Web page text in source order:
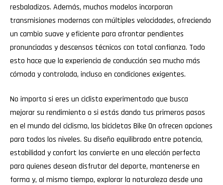
resbaladizos. Además, muchos modelos incorporan
transmisiones modernas con múltiples velocidades, ofreciendo
un cambio suave y eficiente para afrontar pendientes
pronunciadas y descensos técnicos con total confianza. Todo
esto hace que la experiencia de conducción sea mucho más
cómoda y controlada, incluso en condiciones exigentes.
No importa si eres un ciclista experimentado que busca
mejorar su rendimiento o si estás dando tus primeros pasos
en el mundo del ciclismo, las bicicletas Bike On ofrecen opciones
para todos los niveles. Su diseño equilibrado entre potencia,
estabilidad y confort las convierte en una elección perfecta
para quienes desean disfrutar del deporte, mantenerse en
forma y, al mismo tiempo, explorar la naturaleza desde una